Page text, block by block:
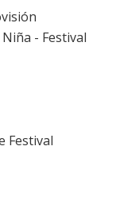
- Festival
Festival